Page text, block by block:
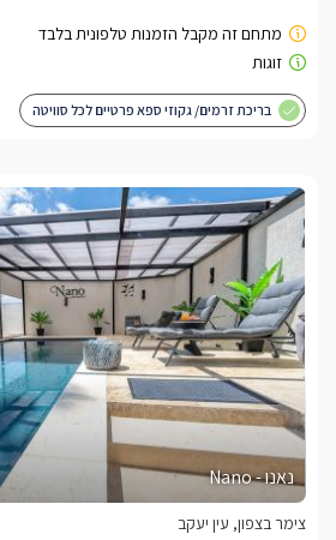
בריכת זרמים/ גקוזי ספא פרטיים לכל סוויטה
נאנו - Nano
צימר בצפון, עין יעקב